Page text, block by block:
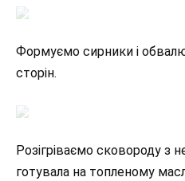
Формуємо сирники і
сторін.
Розігріваємо сковороду з
готувала на топленому